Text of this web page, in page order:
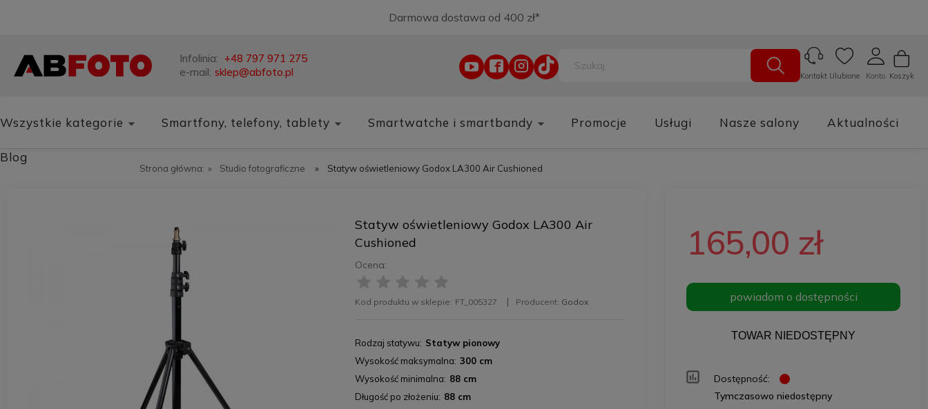
Darmowa dostawa od 400 zł*
Infolinia: +48 797 971 275
e-mail: sklep@abfoto.pl Koszyk
Konto
Ulubione
Kontakt
Wszystkie kategorie Smartfony, telefony, tablety Smartwatche i smartbandy Promocje Usługi Nasze salony Aktualności
Blog
Strona główna: » Studio fotograficzne » Statyw oświetleniowy Godox LA300 Air Cushioned
Statyw oświetleniowy Godox LA300 Air
Cushioned
Ocena:
Kod produktu w sklepie: FT_005327 Producent: Godox
Rodzaj statywu
Statyw pionowy
Wysokość maksymalna 300 cm
Wysokość minimalna
88 cm
Długość po złożeniu
88 cm
165,00 zł
powiadom o dostępności
TOWAR NIEDOSTĘPNY
Dostępność:
Tymczasowo niedostępny